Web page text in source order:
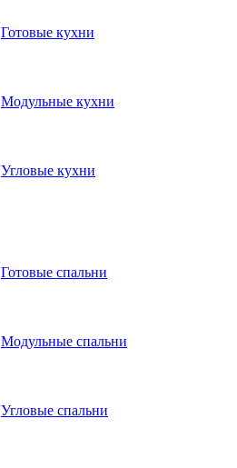
Готовые кухни
Модульные кухни
Угловые кухни
Готовые спальни
Модульные спальни
Угловые спальни